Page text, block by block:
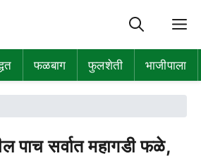
फळबाग फुलशेती भाजीपाला
पाच सर्वात महागडी फळे,